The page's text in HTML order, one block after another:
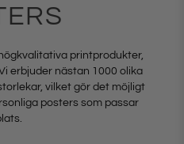
printprodukter,
erbjuder nästan 1000 olika
vilket gör det möjligt
posters som passar